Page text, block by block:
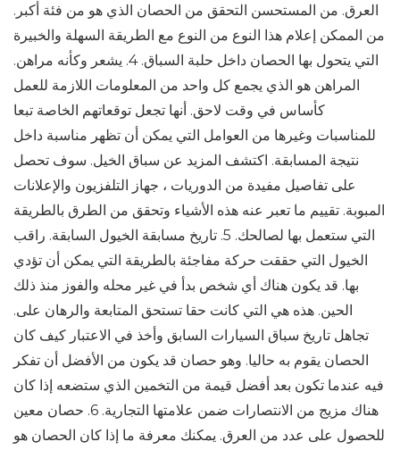
العرق. من المستحسن التحقق من الحصان الذي هو من فئة أكبر.
من الممكن إعلام هذا النوع من النوع مع الطريقة السهلة والخبيرة
التي يتحول بها الحصان داخل حلبة السباق. 4. يشعر وكأنه مراهن.
المراهن هو الذي يجمع كل واحد من المعلومات اللازمة للعمل
كأساس في وقت لاحق. أنها تجعل توقعاتهم الخاصة تبعا
للمناسبات وغيرها من العوامل التي يمكن أن تظهر مناسبة داخل
نتيجة المسابقة. اكتشف المزيد عن سباق الخيل. سوف تحصل
على تفاصيل مفيدة من الدوريات ، جهاز التلفزيون والإعلانات
المبوبة. تقييم ما تعبر عنه هذه الأشياء وتحقق من الطرق بالطريقة
التي ستعمل بها لصالحك. 5. تاريخ مسابقة الخيول السابقة. راقب
الخيول التي حققت حركة مفاجئة بالطريقة التي يمكن أن تؤدي
بها. قد يكون هناك أي شخص بدأ في غير محله والفوز منذ ذلك
الحين. هذه هي التي كانت حقا تستحق المتابعة والرهان على.
تجاهل تاريخ سباق السيارات السابق وأخذ في الاعتبار كيف كان
الحصان يقوم به حاليا. وهو حصان قد يكون من الأفضل أن تفكر
فيه عندما تكون بعد أفضل قيمة من التخمين الذي ستضعه إذا كان
هناك مزيج من الانتصارات ضمن علامتها التجارية. 6. حصان معين
للحصول على عدد من العرق. يمكنك معرفة ما إذا كان الحصان هو